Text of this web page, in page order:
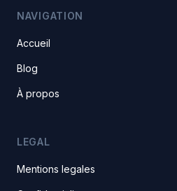
NAVIGATION
Accueil
Blog
À propos
LEGAL
Mentions legales